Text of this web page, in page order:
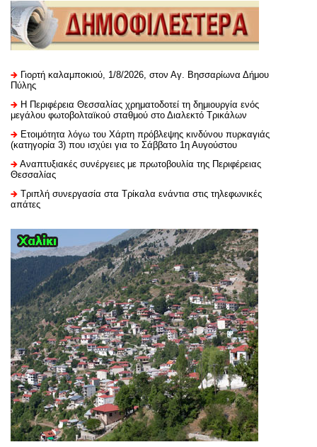
Γιορτή καλαμποκιού, 1/8/2026, στον Αγ. Βησσαρίωνα Δήμου
Πύλης
H Περιφέρεια Θεσσαλίας χρηματοδοτεί τη δημιουργία ενός
μεγάλου φωτοβολταϊκού σταθμού στο Διαλεκτό Τρικάλων
Ετοιμότητα λόγω του Χάρτη πρόβλεψης κινδύνου πυρκαγιάς
(κατηγορία 3) που ισχύει για το Σάββατο 1η Αυγούστου
Αναπτυξιακές συνέργειες με πρωτοβουλία της Περιφέρειας
Θεσσαλίας
Τριπλή συνεργασία στα Τρίκαλα ενάντια στις τηλεφωνικές
απάτες